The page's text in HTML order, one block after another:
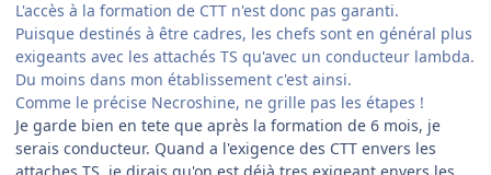
L'accès à la formation de CTT n'est donc pas garanti.
Puisque destinés à être cadres, les chefs sont en général plus
exigeants avec les attachés TS qu'avec un conducteur lambda.
Du moins dans mon établissement c'est ainsi.
Comme le précise Necroshine, ne grille pas les étapes !
Je garde bien en tete que après la formation de 6 mois, je
serais conducteur. Quand a l'exigence des CTT envers les
attaches TS, je dirais qu'on est déjà tres exigeant envers les